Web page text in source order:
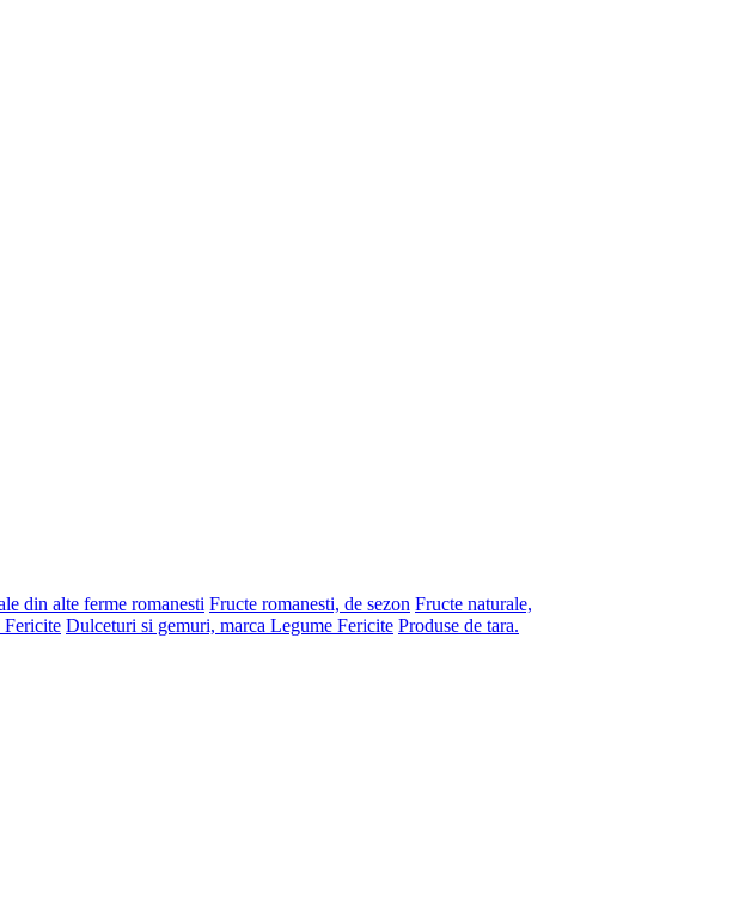
din alte ferme romanesti Fructe romanesti, de sezon Fructe naturale,
Fericite Dulceturi si gemuri, marca Legume Fericite Produse de tara.